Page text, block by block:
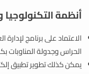
أنظمة التكنولوجيا
الاعتماد على برنامج
الحراس وجدولة المناوبات
يمكن كذلك تطوير تطبيق